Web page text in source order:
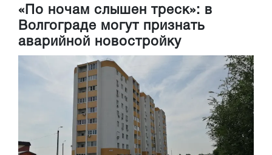
«По ночам слышен треск»: в
Волгограде могут признать
аварийной новостройку